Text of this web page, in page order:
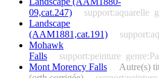
09,cat.247)
support:aquarelle
Landscape
(AAM1881,cat.191)
Mohawk
Falls
support:peinture
Mont Morency Falls
Autre(s)